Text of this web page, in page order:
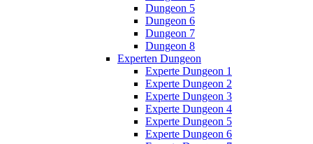
Dungeon 5
Dungeon 6
Dungeon 7
Dungeon 8
Experten Dungeon
Experte Dungeon 1
Experte Dungeon 2
Experte Dungeon 3
Experte Dungeon 4
Experte Dungeon 5
Experte Dungeon 6